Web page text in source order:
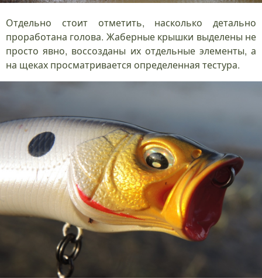
Отдельно стоит отметить, насколько детально
проработана голова. Жаберные крышки выделены не
просто явно, воссозданы их отдельные элементы, а
на щеках просматривается определенная тестура.